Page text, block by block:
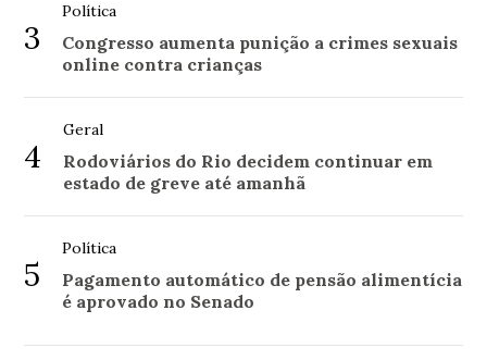
3
Política
Congresso aumenta punição a crimes sexuais
online contra crianças
4
Geral
Rodoviários do Rio decidem continuar em
estado de greve até amanhã
5
Política
Pagamento automático de pensão alimentícia
é aprovado no Senado